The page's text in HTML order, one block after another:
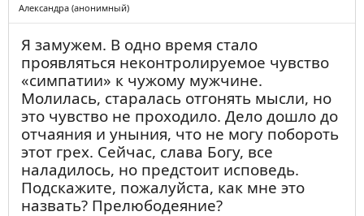
Александра (анонимный)
Я замужем. В одно время стало
проявляться неконтролируемое чувство
«симпатии» к чужому мужчине.
Молилась, старалась отгонять мысли, но
это чувство не проходило. Дело дошло до
отчаяния и уныния, что не могу побороть
этот грех. Сейчас, слава Богу, все
наладилось, но предстоит исповедь.
Подскажите, пожалуйста, как мне это
назвать? Прелюбодеяние?